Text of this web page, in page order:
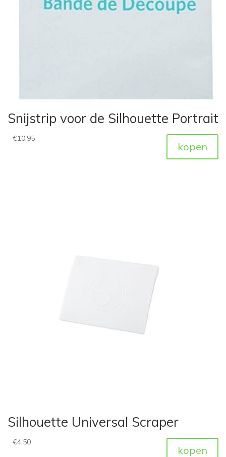
Snijstrip voor de Silhouette Portrait
€10,95
kopen
Silhouette Universal Scraper
€4,50
kopen